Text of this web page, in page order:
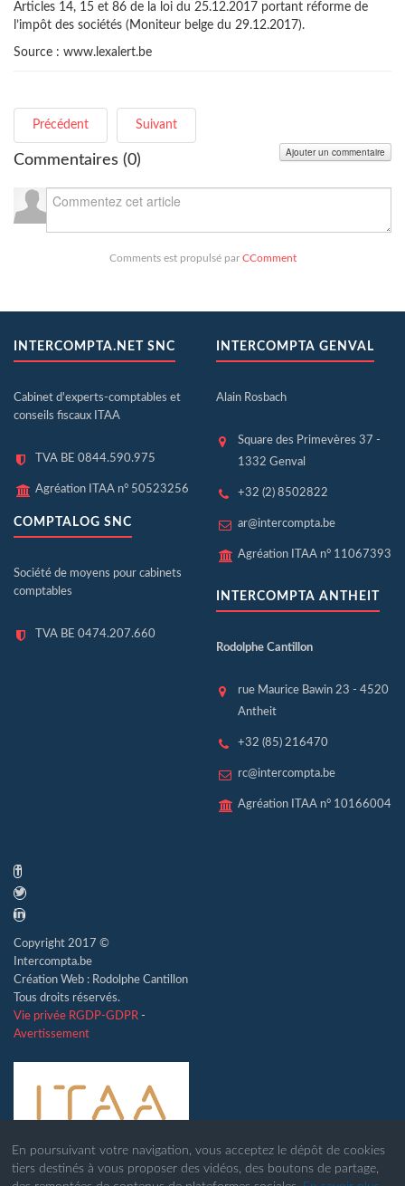
Articles 14, 15 et 86 de la loi du 25.12.2017 portant réforme de
l’impôt des sociétés (Moniteur belge du 29.12.2017).
Source : www.lexalert.be
Précédent Suivant
Commentaires (0) Ajouter un commentaire
Comments est propulsé par CComment
INTERCOMPTA.NET SNC
Cabinet d'experts-comptables et
conseils fiscaux ITAA
TVA BE 0844.590.975
Agréation ITAA n° 50523256
COMPTALOG SNC
Société de moyens pour cabinets
comptables
TVA BE 0474.207.660
INTERCOMPTA GENVAL
Alain Rosbach
Square des Primevères 37 -
1332 Genval
+32 (2) 8502822
ar@intercompta.be
Agréation ITAA n° 11067393
INTERCOMPTA ANTHEIT
Rodolphe Cantillon
rue Maurice Bawin 23 - 4520
Antheit
+32 (85) 216470
rc@intercompta.be
Agréation ITAA n° 10166004
En poursuivant votre navigation, vous acceptez le dépôt de cookies
tiers destinés à vous proposer des vidéos, des boutons de partage,
Copyright 2017 ©
Intercompta.be
Création Web : Rodolphe Cantillon
Tous droits réservés.
Vie privée RGDP-GDPR -
Avertissement